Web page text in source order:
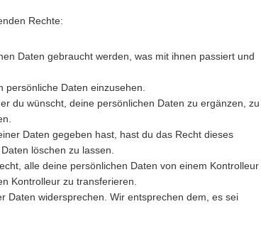
Rechte:
Daten gebraucht werden, was mit ihnen passiert und
Daten einzusehen.
du wünscht, deine persönlichen Daten zu ergänzen, zu
Daten gegeben hast, hast du das Recht dieses
löschen zu lassen.
alle deine persönlichen Daten von einem Kontrolleur
Kontrolleur zu transferieren.
Daten widersprechen. Wir entsprechen dem, es sei